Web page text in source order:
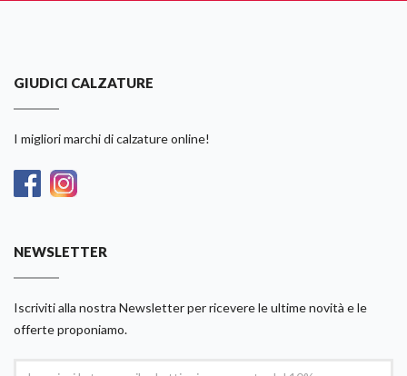
GIUDICI CALZATURE
I migliori marchi di calzature online!
NEWSLETTER
Iscriviti alla nostra Newsletter per ricevere le ultime novità e le
offerte proponiamo.